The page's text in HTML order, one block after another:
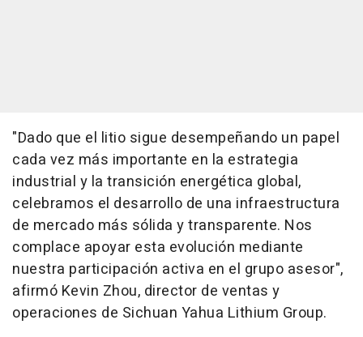
"Dado que el litio sigue desempeñando un papel
cada vez más importante en la estrategia
industrial y la transición energética global,
celebramos el desarrollo de una infraestructura
de mercado más sólida y transparente. Nos
complace apoyar esta evolución mediante
nuestra participación activa en el grupo asesor",
afirmó Kevin Zhou, director de ventas y
operaciones de Sichuan Yahua Lithium Group.